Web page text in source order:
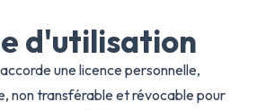
d'utilisation
une licence personnelle,
non transférable et révocable pour